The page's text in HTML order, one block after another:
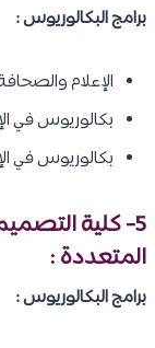
برامج البكالوريوس :
الإعلام
بكالوريوس في
بكالوريوس في
5- كلية
المتعددة :
برامج البكالوريوس :